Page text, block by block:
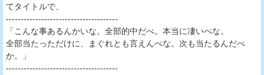
てタイトルで、
--------------------------------------
「こんな事あるんかいな。全部的中だべ。本当に凄いべな。
全部当たっただけに、まぐれとも言えんべな。次も当たるんだべ
か。」
--------------------------------------